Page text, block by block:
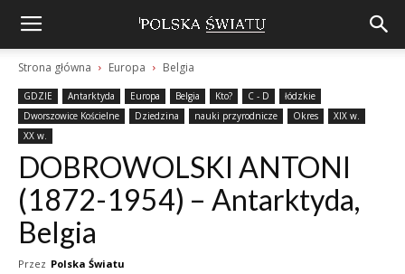
Strona główna Europa Belgia
GDZIE Antarktyda Europa Belgia Kto? C - D
łódzkie
Dworszowice Kościelne
Dziedzina nauki przyrodnicze Okres
XIX w.
XX w.
DOBROWOLSKI ANTONI
(1872-1954) – Antarktyda,
Belgia
Przez Polska Światu